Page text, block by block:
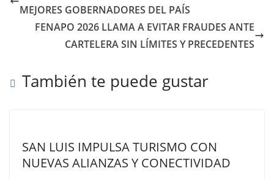
MEJORES GOBERNADORES DEL PAÍS
FENAPO 2026 LLAMA A EVITAR FRAUDES ANTE
CARTELERA SIN LÍMITES Y PRECEDENTES
También te puede gustar
SAN LUIS IMPULSA TURISMO CON
NUEVAS ALIANZAS Y CONECTIVIDAD